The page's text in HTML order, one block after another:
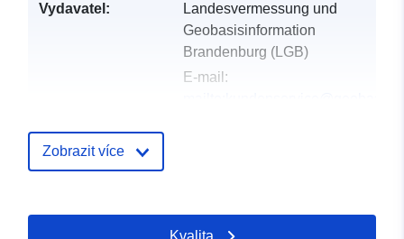
Vydavatel:
Landesvermessung und
Geobasisinformation
Brandenburg (LGB)
E-mail:
Katalogový
Aktualizace údajů.europa.eu:
Zobrazit více